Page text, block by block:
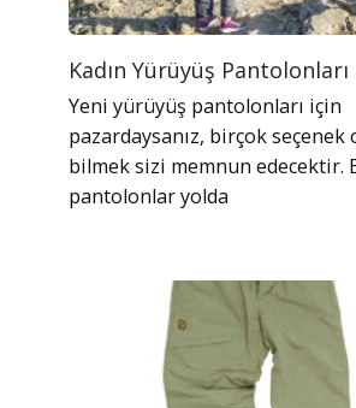
Kadın Yürüyüş Pantolonları
Yeni yürüyüş pantolonları için
pazardaysanız, birçok seçenek
bilmek sizi memnun edecektir.
pantolonlar yolda